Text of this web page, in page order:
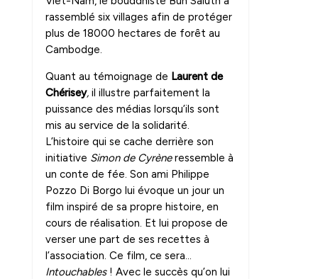
rassemblé six villages afin de protéger
plus de 18000 hectares de forêt au
Cambodge.
Quant au témoignage de Laurent de
Chérisey,il illustre parfaitement la
puissance des médias lorsqu’ils sont
mis au service de la solidarité.
L’histoire qui se cache derrière son
initiative Simon de Cyrèneressemble à
un conte de fée. Son ami Philippe
Pozzo Di Borgo lui évoque un jour un
film inspiré de sa propre histoire, en
cours de réalisation. Et lui propose de
verser une part de ses recettes à
l’association. Ce film, ce sera…
Intouchables! Avec le succès qu’on lui